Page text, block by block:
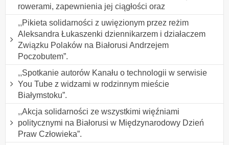
rowerami, zapewnienia jej ciągłości oraz
,,Pikieta solidarności z uwięzionym przez reżim
Aleksandra Łukaszenki dziennikarzem i działaczem
Związku Polaków na Białorusi Andrzejem
Poczobutem”.
,,Spotkanie autorów Kanału o technologii w serwisie
You Tube z widzami w rodzinnym mieście
Białymstoku”.
,,Akcja solidarności ze wszystkimi więźniami
politycznymi na Białorusi w Międzynarodowy Dzień
Praw Człowieka”.